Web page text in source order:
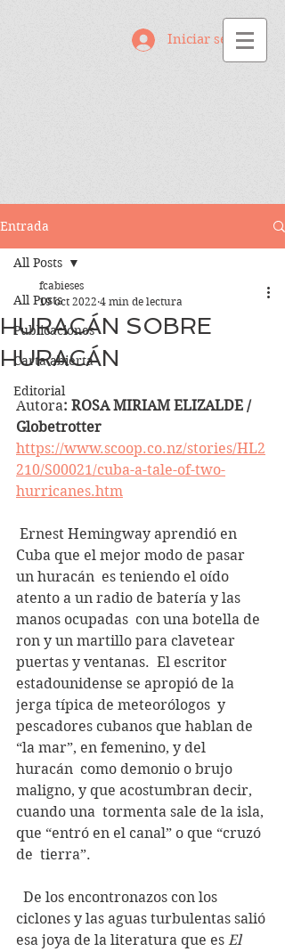
Iniciar sesión
Entrada
All Posts
Publicaciones
Carta abierta
Editorial
All Posts
HURACÁN SOBRE
HURACÁN
fcabieses
19 oct 2022 4 min de lectura
Autora: ROSA MIRIAM ELIZALDE /
Globetrotter
https://www.scoop.co.nz/stories/HL2
210/S00021/cuba-a-tale-of-two-
hurricanes.htm
Cuba que el mejor modo de pasar
un huracán  es teniendo el oído
atento a un radio de batería y las
manos ocupadas  con una botella de
ron y un martillo para clavetear
puertas y ventanas.  El escritor
estadounidense se apropió de la
jerga típica de meteorólogos  y
pescadores cubanos que hablan de
“la mar”, en femenino, y del
huracán  como demonio o brujo
maligno, y que acostumbran decir,
cuando una  tormenta sale de la isla,
que “entró en el canal” o que “cruzó
de  tierra”.
ciclones y las aguas turbulentas salió
esa joya de la literatura que es El